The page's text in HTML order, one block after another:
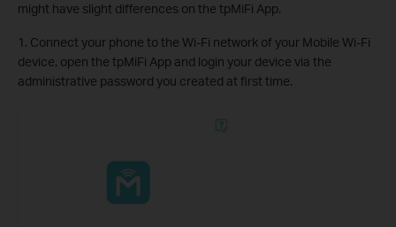
might have slight differences on the tpMiFi App.
1. Connect your phone to the Wi-Fi network of your Mobile Wi-Fi
device, open the tpMiFi App and login your device via the
administrative password you created at first time.